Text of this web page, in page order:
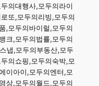
의대행사,모두의라이
또,모두의리빙,모두의
,모두의바이럴,모두의
크,모두의법률,모두의
냅,모두의부동산,모두
의쇼핑,모두의숙박,모
이아이,모두의엔터,모
상,모두의월드,모두의